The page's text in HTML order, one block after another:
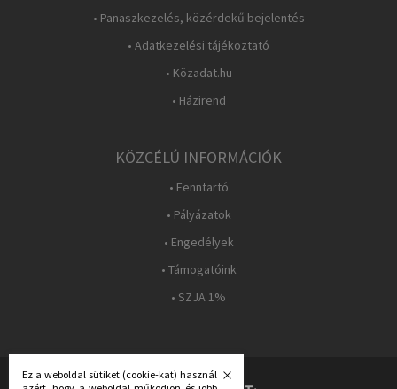
• Panaszkezelés, közérdekű bejelentés
• Adatkezelési tájékoztató
• Közadat.hu
• Házirend
KÖZCÉLÚ INFORMÁCIÓK
• Fenntartó
• Pályázatok
• Engedélyek
• Támogatóink
• SZJA 1%
Ez a weboldal sütiket (cookie-kat) használ